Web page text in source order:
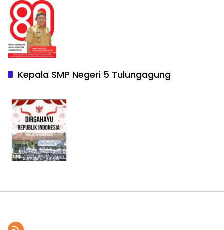
Kepala SMP Negeri 5 Tulungagung